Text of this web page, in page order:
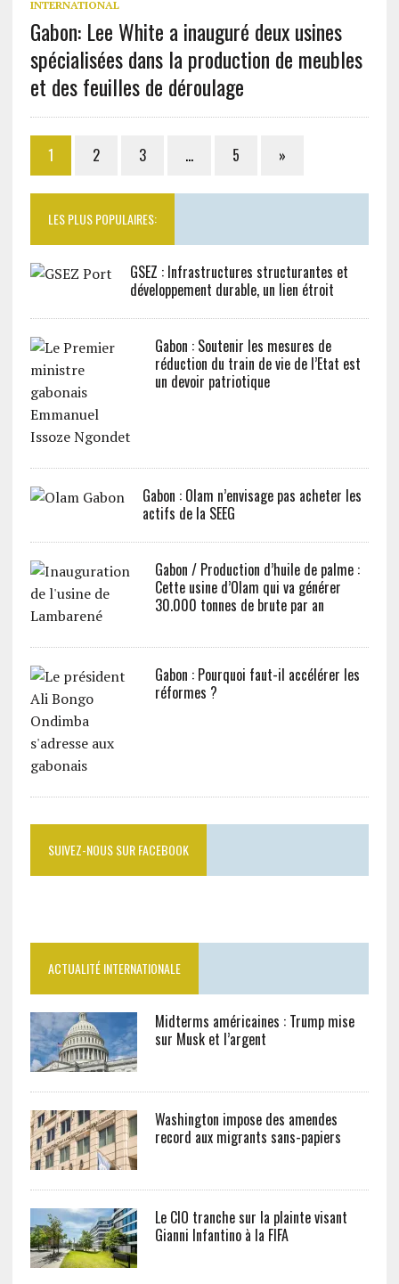
INTERNATIONAL
Gabon: Lee White a inauguré deux usines
spécialisées dans la production de meubles
et des feuilles de déroulage
1 2 3 … 5 »
LES PLUS POPULAIRES:
GSEZ : Infrastructures structurantes et
développement durable, un lien étroit
Gabon : Soutenir les mesures de
réduction du train de vie de l’Etat est
un devoir patriotique
Gabon : Olam n’envisage pas acheter les
actifs de la SEEG
Gabon / Production d’huile de palme :
Cette usine d’Olam qui va générer
30.000 tonnes de brute par an
Gabon : Pourquoi faut-il accélérer les
réformes ?
SUIVEZ-NOUS SUR FACEBOOK
ACTUALITÉ INTERNATIONALE
Midterms américaines : Trump mise
sur Musk et l’argent
Washington impose des amendes
record aux migrants sans-papiers
Le CIO tranche sur la plainte visant
Gianni Infantino à la FIFA